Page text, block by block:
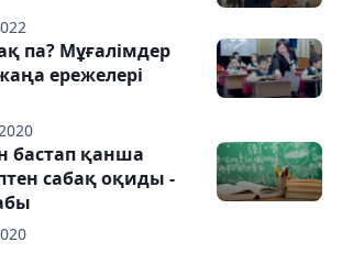
па? Мұғалімдер
ережелері
бастап қанша
сабақ оқиды -